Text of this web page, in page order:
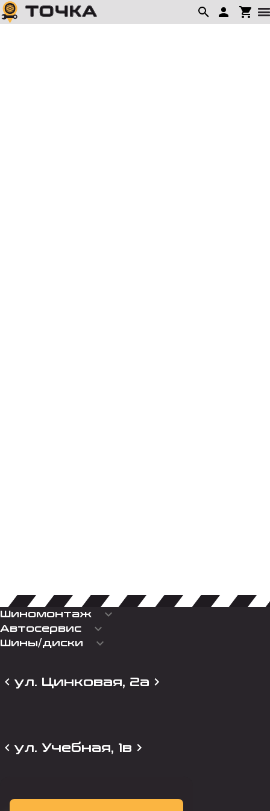
Шиномонтаж keyboard_arrow_down
Автосервис keyboard_arrow_down
Шины/диски keyboard_arrow_down
ул. Цинковая, 2а
ул. Учебная, 1в